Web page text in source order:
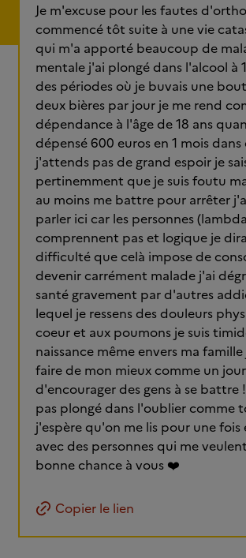
Je m'excuse pour les fautes
commencé tôt suite à une vie
qui m'a apporté beaucoup de
mentale j'ai plongé dans l'alcool à
des périodes où je buvais une
deux bières par jour je me rend
dépendance à l'âge de 18 ans
dépensé 600 euros en 1 mois
j'attends pas de grand espoir je
pertinemment que je suis foutu
au moins me battre pour arrêter
parler ici car les personnes
comprennent pas et logique je
difficulté que celà impose de
devenir carrément malade j'ai
santé gravement par d'autres
lequel je ressens des douleurs
coeur et aux poumons je suis
naissance même envers ma
faire de mon mieux comme un
d'encourager des gens à se battre
pas plongé dans l'oublier comme
j'espère qu'on me lis pour une
avec des personnes qui me
bonne chance à vous ❤️
Copier le lien